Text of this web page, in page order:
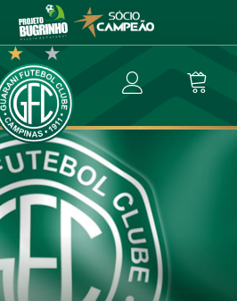
Convocação –
Geral Ordinária
Convocação – Assembleia Geral Ordinária